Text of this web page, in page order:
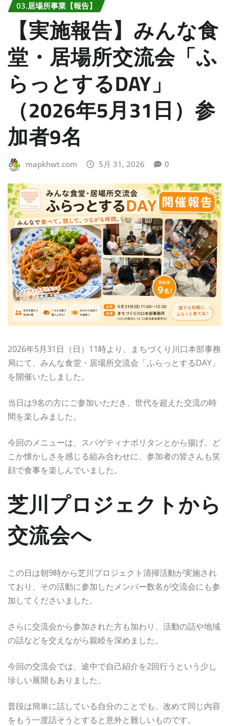
03.居場所事業【報告】
【実施報告】みんな食
堂・居場所交流会「ふ
らっとするDAY」
（2026年5月31日）参
加者9名
mapkhwt.com 5月 31, 2026 0
2026年5月31日（日）11時より、まちづくり川口本部事務
局にて、みんな食堂・居場所交流会「ふらっとするDAY」
を開催いたしました。
当日は9名の方にご参加いただき、世代を超えた交流の時
間を楽しみました。
今回のメニューは、スパゲティナポリタンとから揚げ。ど
こか懐かしさを感じる組み合わせに、参加者の皆さんも笑
顔で食事を楽しんでいました。
芝川プロジェクトから
交流会へ
この日は朝9時から芝川プロジェクト清掃活動が実施され
ており、その活動に参加したメンバー数名が交流会にも参
加してくださいました。
さらに交流会から参加された方も加わり、活動の話や地域
の話などを交えながら親睦を深めました。
今回の交流会では、途中で自己紹介を2回行うという少し
珍しい展開もありました。
普段は簡単に話している自分のことでも、改めて同じ内容
をもう一度話そうとすると意外と難しいものです。